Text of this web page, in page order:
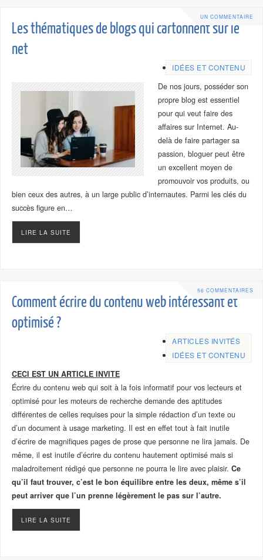
UN COMMENTAIRE
Les thématiques de blogs qui cartonnent sur le
net
IDÉES ET CONTENU
De nos jours, posséder son
propre blog est essentiel
pour qui veut faire des
affaires sur Internet. Au-
delà de faire partager sa
passion, bloguer peut être
un excellent moyen de
promouvoir vos produits, ou
bien ceux des autres, à un large public d’internautes. Parmi les clés du
succès figure en…
LIRE LA SUITE
56 COMMENTAIRES
Comment écrire du contenu web intéressant et
optimisé ?
ARTICLES INVITÉS
IDÉES ET CONTENU
CECI EST UN ARTICLE INVITE
Écrire du contenu web qui soit à la fois informatif pour vos lecteurs et
optimisé pour les moteurs de recherche demande des aptitudes
différentes de celles requises pour la simple rédaction d’un texte ou
d’un document à usage marketing. Il est en effet tout à fait inutile
d’écrire de magnifiques pages de prose que personne ne lira jamais. De
même, il est inutile d’écrire du contenu hautement optimisé mais si
maladroitement rédigé que personne ne pourra le lire avec plaisir. Ce
qu’il faut trouver, c’est le bon équilibre entre les deux, même s’il
peut arriver que l’un prenne légèrement le pas sur l’autre.
LIRE LA SUITE